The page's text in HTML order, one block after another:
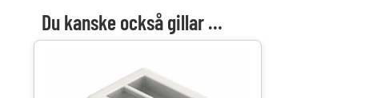
Du kanske också gillar …